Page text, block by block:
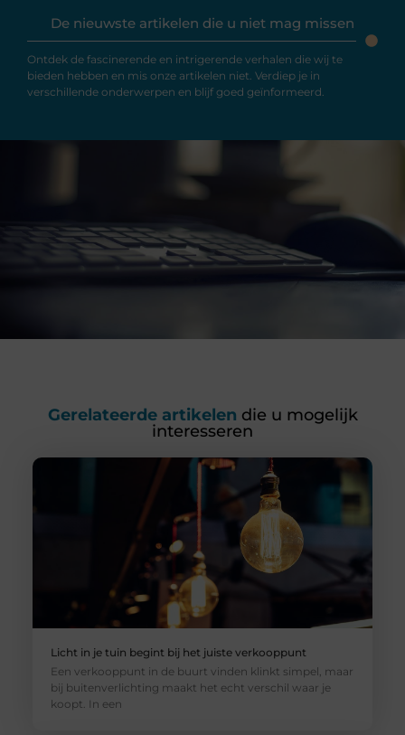
De nieuwste artikelen die u niet mag missen
Ontdek de fascinerende en intrigerende verhalen die wij te
bieden hebben en mis onze artikelen niet. Verdiep je in
verschillende onderwerpen en blijf goed geïnformeerd.
Gerelateerde artikelen die u mogelijk
interesseren
Licht in je tuin begint bij het juiste verkooppunt
Een verkooppunt in de buurt vinden klinkt simpel, maar
bij buitenverlichting maakt het echt verschil waar je
koopt. In een